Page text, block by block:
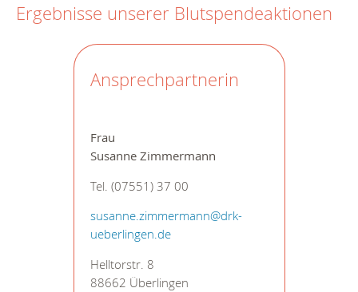
Ergebnisse unserer Blutspendeaktionen
Ansprechpartnerin
Frau
Susanne Zimmermann
Tel. (07551) 37 00
susanne.zimmermann@drk-
ueberlingen.de
Helltorstr. 8
88662 Überlingen